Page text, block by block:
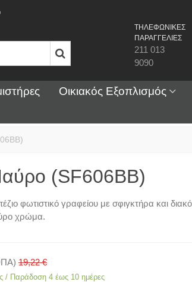
ΤΗΛΕΦΩΝΙΚΕΣ
ΠΑΡΑΓΓΕΛΙΕΣ
211 013
9090
Οικιακός Εξοπλισμός
(SF606BB)
φωτιστικό γραφείου με σφιγκτήρα και
χρώμα.
19,22 €
/ Παράδοση 4 έως 10 ημέρες